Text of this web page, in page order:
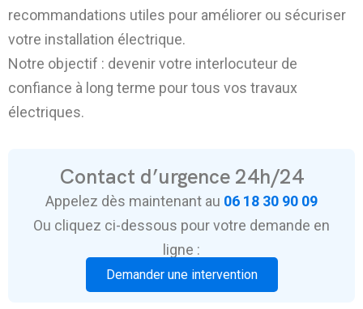
recommandations utiles pour améliorer ou sécuriser
votre installation électrique.
Notre objectif : devenir votre interlocuteur de
confiance à long terme pour tous vos travaux
électriques.
Contact d’urgence 24h/24
Appelez dès maintenant au 06 18 30 90 09
Ou cliquez ci-dessous pour votre demande en
ligne :
Demander une intervention